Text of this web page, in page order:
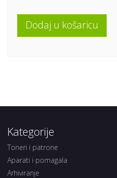
Dodaj u košaricu
Kategorije
Toneri i patrone
Aparati i pomagala
Arhiviranje